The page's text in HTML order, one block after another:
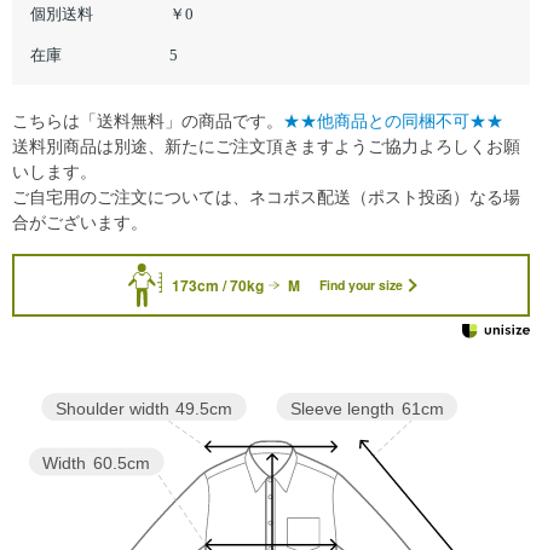
個別送料 ￥0
在庫 5
173cm / 70kg M Find your size
Sleeve length 61cm
Width 60.5cm
Shoulder width 49.5cm
こちらは「送料無料」の商品です。 ★★他商品との同梱不可★★
送料別商品は別途、新たにご注文頂きますようご協力よろしくお願
いします。
ご自宅用のご注文については、ネコポス配送（ポスト投函）なる場
合がございます。